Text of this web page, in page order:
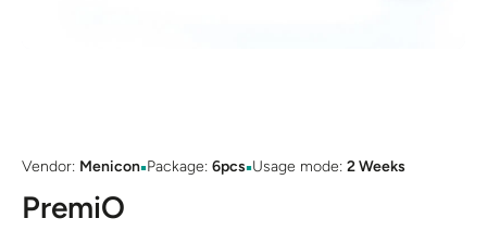
Vendor: Menicon▪Package: 6pcs▪Usage mode: 2 Weeks
PremiO